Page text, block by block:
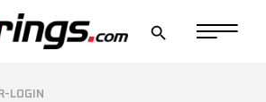
LOGIN